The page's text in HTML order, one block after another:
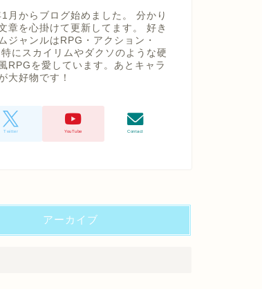
月からブログ始めました。 分かり
章を心掛けて更新してます。 好き
ジャンルはRPG・アクション・
にスカイリムやダクソのような硬
RPGを愛しています。あとキャラ
大好物です！
アーカイブ